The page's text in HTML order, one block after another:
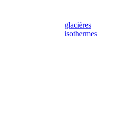
glacières
isothermes